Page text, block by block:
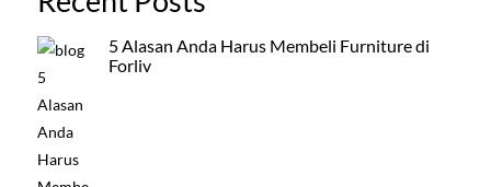
5 Alasan Anda Harus Membeli Furniture di
Forliv